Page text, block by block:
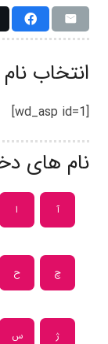
انتخاب
[wd_asp id=1]
نام های
آ ا
چ ح
ژ س